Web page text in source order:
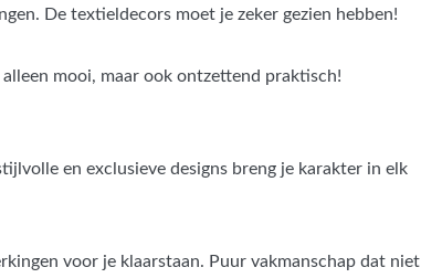
De textieldecors moet je zeker gezien hebben!
mooi, maar ook ontzettend praktisch!
en exclusieve designs breng je karakter in elk
voor je klaarstaan. Puur vakmanschap dat niet